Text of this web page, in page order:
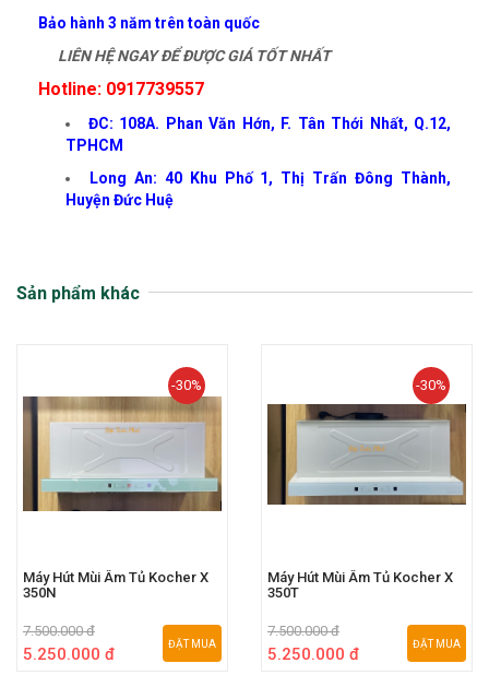
Bảo hành 3 năm trên toàn quốc
LIÊN HỆ NGAY ĐỂ ĐƯỢC GIÁ TỐT NHẤT
Hotline: 0917739557
ĐC: 108A. Phan Văn Hớn, F. Tân Thới Nhất, Q.12,
TPHCM
Long An: 40 Khu Phố 1, Thị Trấn Đông Thành,
Huyện Đức Huệ
Sản phẩm khác
-30%
Máy Hút Mùi Âm Tủ Kocher X
350N
7.500.000 đ
5.250.000 đ
ĐẶT MUA
-30%
Máy Hút Mùi Âm Tủ Kocher X
350T
7.500.000 đ
5.250.000 đ
ĐẶT MUA